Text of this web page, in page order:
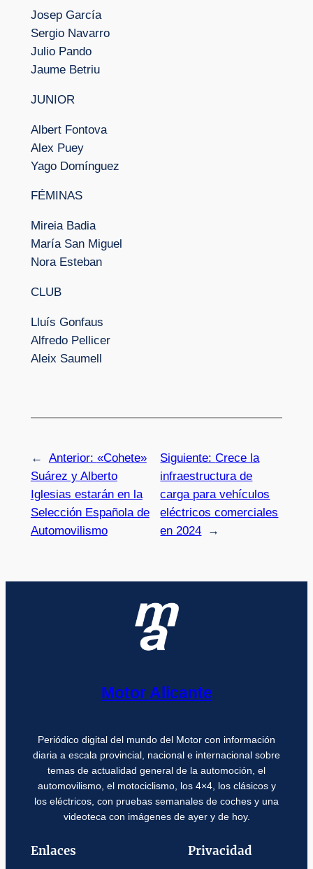
Josep García
Sergio Navarro
Julio Pando
Jaume Betriu
JUNIOR
Albert Fontova
Alex Puey
Yago Domínguez
FÉMINAS
Mireia Badia
María San Miguel
Nora Esteban
CLUB
Lluís Gonfaus
Alfredo Pellicer
Aleix Saumell
← Anterior: «Cohete»
Suárez y Alberto
Iglesias estarán en la
Selección Española de
Automovilismo
Siguiente:Crece la
infraestructura de
carga para vehículos
eléctricos comerciales
en 2024
→
Motor Alicante
Periódico digital del mundo del Motor con información
diaria a escala provincial, nacional e internacional sobre
temas de actualidad general de la automoción, el
automovilismo, el motociclismo, los 4×4, los clásicos y
los eléctricos, con pruebas semanales de coches y una
videoteca con imágenes de ayer y de hoy.
Enlaces Privacidad